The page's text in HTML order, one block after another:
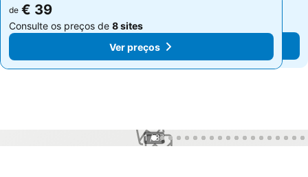
de € 39
Consulte os preços de 8 sites
Ver preços
de € 39
Consulte os preços de 8 sites
Ver preços
1 / 87